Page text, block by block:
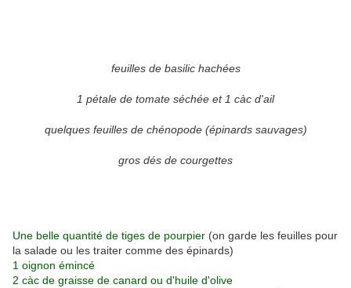
feuilles de basilic hachées
1 pétale de tomate séchée et 1 càc d'ail
quelques feuilles de chénopode (épinards sauvages)
gros dés de courgettes
Une belle quantité de tiges de pourpier (on garde les feuilles pour
la salade ou les traiter comme des épinards)
1 oignon émincé
2 càc de graisse de canard ou d'huile d'olive